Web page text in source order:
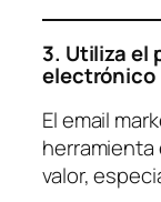
3. Utiliza el
electrónico
El email
herramienta
valor,